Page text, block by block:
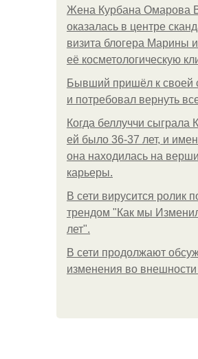
Жена Курбана Омарова
оказалась в центре
визита блогера Марины
её косметологическую
Бывший пришёл к своей
и потребовал вернуть
Когда беллуччи сыграла
ей было 36-37 лет, и
она находилась на
карьеры.
В сети вирусится ролик
трендом "Как мы
лет".
В сети продолжают
изменения во внешности